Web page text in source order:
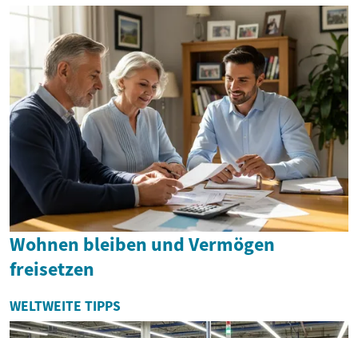
Wohnen bleiben und Vermögen
freisetzen
WELTWEITE TIPPS